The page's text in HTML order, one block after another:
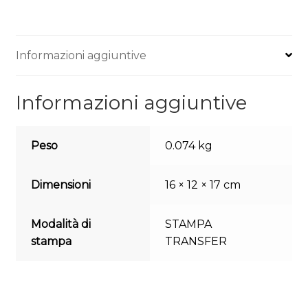
Informazioni aggiuntive
Informazioni aggiuntive
Peso 0.074 kg
Dimensioni 16 × 12 × 17 cm
Modalità di
stampa
STAMPA
TRANSFER